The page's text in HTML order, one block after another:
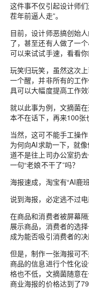
这件事不仅引起设计师
茬年前逼人走”。
目前，设计师恶搞创始
了，甚至还有人做了一
可以来试试手速，看看你
玩笑归玩笑，虽然这次
一个醒，并非所有的工
具可以大幅度提高工作效
就以此事为例，文摘菌
本不在话下，再来100张
当然，这可不能手工操
为何向AI求助一下，就
道不是往上司办公室扔
一句“老娘不干了”吗？
海报速成，淘宝有“AI鹿
说到海报，必定逃不过电
在商品和消费者被屏幕
展示商品，消费者的选择
成为能否吸引消费者的决
但是，制作一张海报可
商品的信息进行个性化
格也不低，文摘菌随意
商业海报的价格达到了